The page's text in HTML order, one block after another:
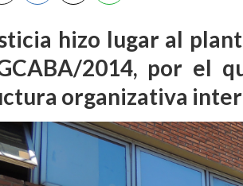
hizo lugar al
2014, por el
organizativa